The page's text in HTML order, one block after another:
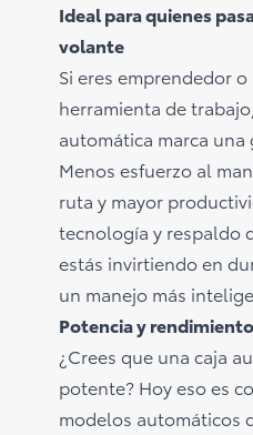
Ideal para quienes
volante
Si eres emprendedor
herramienta de
automática marca una
Menos esfuerzo al
ruta y mayor
tecnología y respaldo
estás invirtiendo en
un manejo más
Potencia y
¿Crees que una caja
potente? Hoy eso es
modelos automáticos